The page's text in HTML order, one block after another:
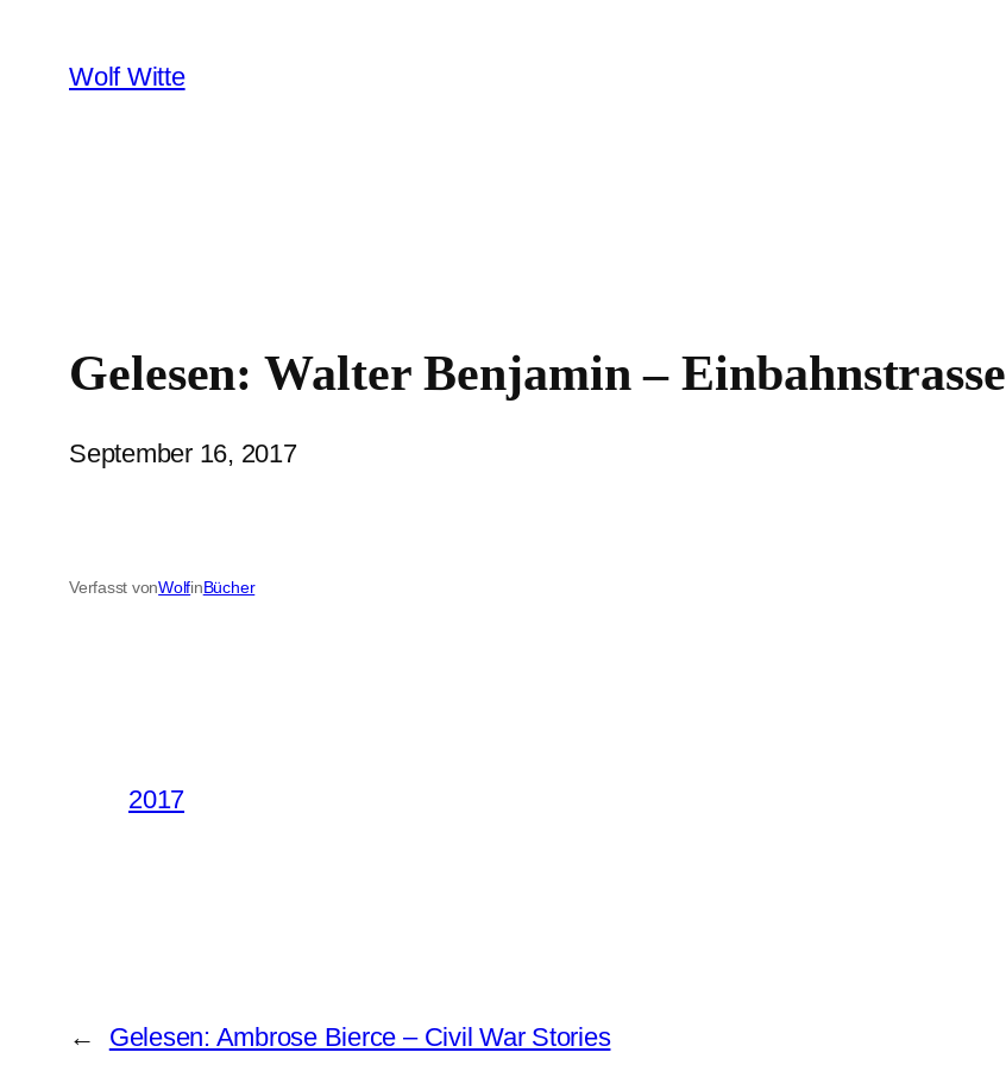
Inhalt
springen
Wolf Witte
Gelesen: Walter Benjamin – Einbahnstrasse
September 16, 2017
Verfasst vonWolfinBücher
2017
← Gelesen: Ambrose Bierce – Civil War Stories